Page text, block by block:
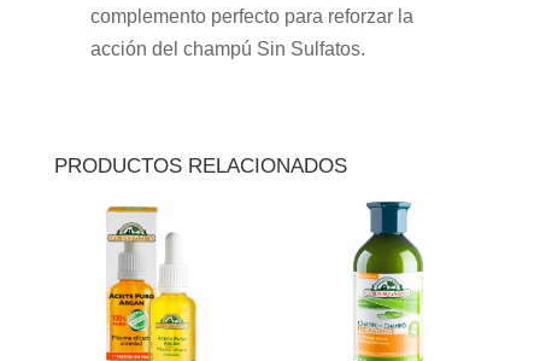
complemento perfecto para reforzar la
acción del champú Sin Sulfatos.
PRODUCTOS RELACIONADOS